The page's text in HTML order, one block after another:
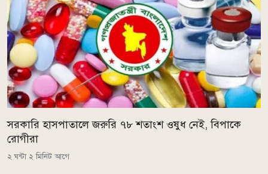
সরকারি হাসপাতালে জরুরি ৭৮ শতাংশ ওষুধ নেই, বিপাকে
রোগীরা
২ ঘন্টা ২ মিনিট আগে